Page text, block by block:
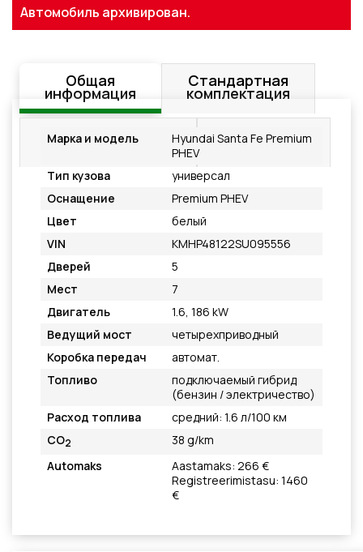
Hyundai Santa Fe Premium
Автомобиль архивирован.
Общая
информация
Стандартная
комплектация
Дополнительное
оснащение
Подробнее
Марка и модель
Hyundai Santa Fe Premium
PHEV
Тип кузова
универсал
Оснащение
Premium PHEV
Цвет
белый
VIN
KMHP48122SU095556
Дверей
5
Мест
7
Двигатель
1.6, 186 kW
Ведущий мост
четырехприводный
Коробка передач
автомат.
Топливо
подключаемый гибрид
(бензин / электричество)
Расход топлива
средний: 1.6 л/100 км
CO2
38 g/km
Automaks
Aastamaks: 266 €
Registreerimistasu: 1460
€